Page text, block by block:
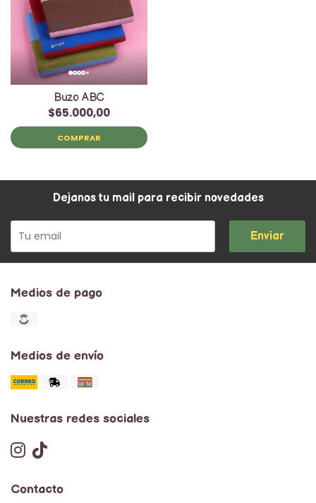
Buzo ABC
$65.000,00
COMPRAR
Dejanos tu mail para recibir novedades
Enviar
Medios de pago
Medios de envío
Nuestras redes sociales
Contacto